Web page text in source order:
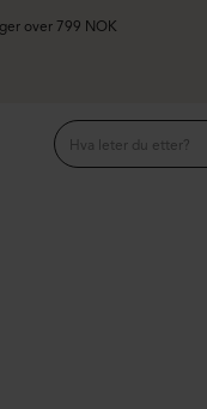
over 799 NOK